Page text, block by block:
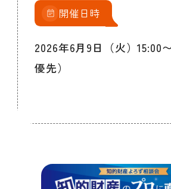
メンバーシップについて
メンバーシップの声
メルマガ登録 デザイン団体・機
関西デザイン学校一覧
会員ログイン
デザイン相
お問い合わせ
開催日時
2026年6月9日（火）15:00
優先）